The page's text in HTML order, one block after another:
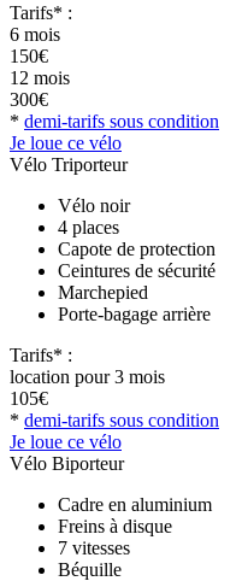
Tarifs* :
6 mois
150€
12 mois
300€
* demi-tarifs sous condition
Je loue ce vélo
Vélo Triporteur
Vélo noir
4 places
Capote de protection
Ceintures de sécurité
Marchepied
Porte-bagage arrière
Tarifs* :
location pour 3 mois
105€
* demi-tarifs sous condition
Je loue ce vélo
Vélo Biporteur
Cadre en aluminium
Freins à disque
7 vitesses
Béquille